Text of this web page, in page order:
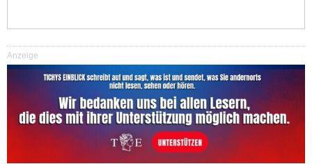
Anzeige